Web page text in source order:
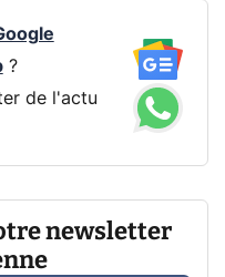
?
de l'actu
newsletter